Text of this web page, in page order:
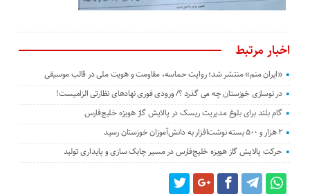
اخبار مرتبط
«ایران منم» منتشر شد؛ روایت حماسه، مقاومت و هویت ملی در قالب موسیقی
در نوسازی خوزستان چه می گذرد ؟/ ورودی فوری نهادهای نظارتی الزامیست!
گام بلند برای بلوغ مدیریت ریسک در پالایش گاز هویزه خلیج‌فارس
۲ هزار و ۵۰۰ بسته نوشت‌افزار به دانش‌آموزان خوزستان رسید
حرکت پالایش گاز هویزه خلیج‌فارس در مسیر چابک سازی و پایداری تولید